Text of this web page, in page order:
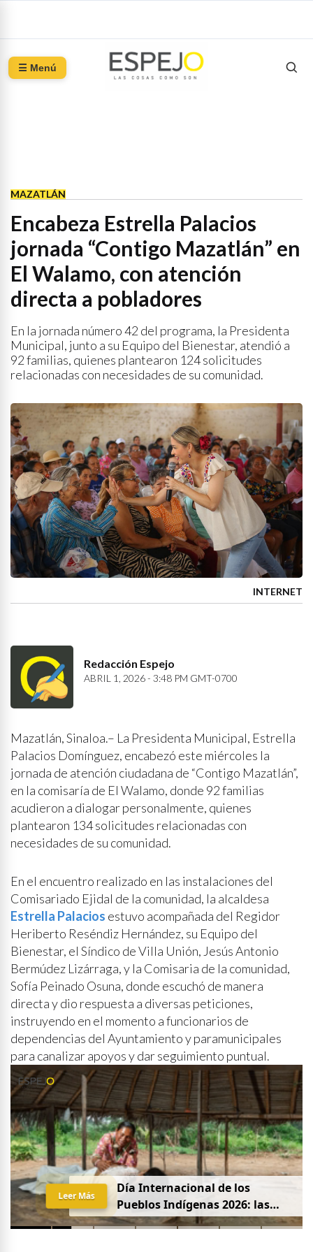
☰ Menú
MAZATLÁN
Encabeza Estrella Palacios
jornada “Contigo Mazatlán” en
El Walamo, con atención
directa a pobladores
En la jornada número 42 del programa, la Presidenta
Municipal, junto a su Equipo del Bienestar, atendió a
92 familias, quienes plantearon 124 solicitudes
relacionadas con necesidades de su comunidad.
INTERNET
Redacción Espejo
ABRIL 1, 2026 - 3:48 PM GMT-0700
Mazatlán, Sinaloa.– La Presidenta Municipal, Estrella
Palacios Domínguez, encabezó este miércoles la
jornada de atención ciudadana de “Contigo Mazatlán”,
en la comisaría de El Walamo, donde 92 familias
acudieron a dialogar personalmente, quienes
plantearon 134 solicitudes relacionadas con
necesidades de su comunidad.
En el encuentro realizado en las instalaciones del
Comisariado Ejidal de la comunidad, la alcaldesa
Estrella Palacios estuvo acompañada del Regidor
Heriberto Reséndiz Hernández, su Equipo del
Bienestar, el Síndico de Villa Unión, Jesús Antonio
Bermúdez Lizárraga, y la Comisaria de la comunidad,
Sofía Peinado Osuna, donde escuchó de manera
directa y dio respuesta a diversas peticiones,
instruyendo en el momento a funcionarios de
dependencias del Ayuntamiento y paramunicipales
para canalizar apoyos y dar seguimiento puntual.
Día Internacional de los
Pueblos Indígenas 2026: las
mujeres que protegen la
Leer Más